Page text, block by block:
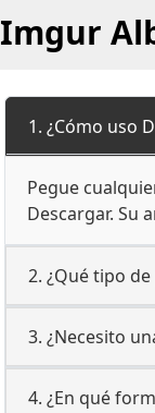
Imgur
1. ¿Cómo uso
Pegue
Descargar. Su
2. ¿Qué tipo
3. ¿Necesito
4. ¿En qué